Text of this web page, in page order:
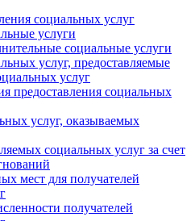
социальных услуг
услуги
социальные услуги
услуг, предоставляемые
услуг
предоставления социальных
услуг, оказываемых
социальных услуг за счет
мест для получателей
получателей